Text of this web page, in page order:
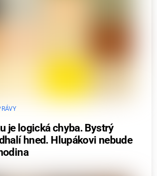
je logická chyba. Bystrý
hned. Hlupákovi nebude